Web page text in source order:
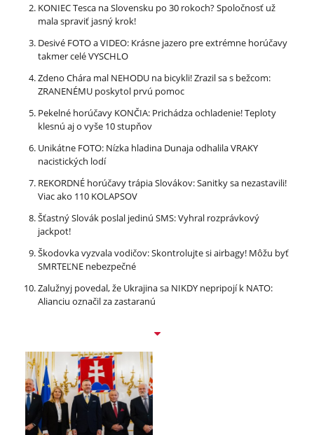
KONIEC Tesca na Slovensku po 30 rokoch? Spoločnosť už
mala spraviť jasný krok!
Desivé FOTO a VIDEO: Krásne jazero pre extrémne horúčavy
takmer celé VYSCHLO
Zdeno Chára mal NEHODU na bicykli! Zrazil sa s bežcom:
ZRANENÉMU poskytol prvú pomoc
Pekelné horúčavy KONČIA: Prichádza ochladenie! Teploty
klesnú aj o vyše 10 stupňov
Unikátne FOTO: Nízka hladina Dunaja odhalila VRAKY
nacistických lodí
REKORDNÉ horúčavy trápia Slovákov: Sanitky sa nezastavili!
Viac ako 110 KOLAPSOV
Šťastný Slovák poslal jedinú SMS: Vyhral rozprávkový
jackpot!
Škodovka vyzvala vodičov: Skontrolujte si airbagy! Môžu byť
SMRTEĽNE nebezpečné
Zalužnyj povedal, že Ukrajina sa NIKDY nepripojí k NATO:
Alianciu označil za zastaranú